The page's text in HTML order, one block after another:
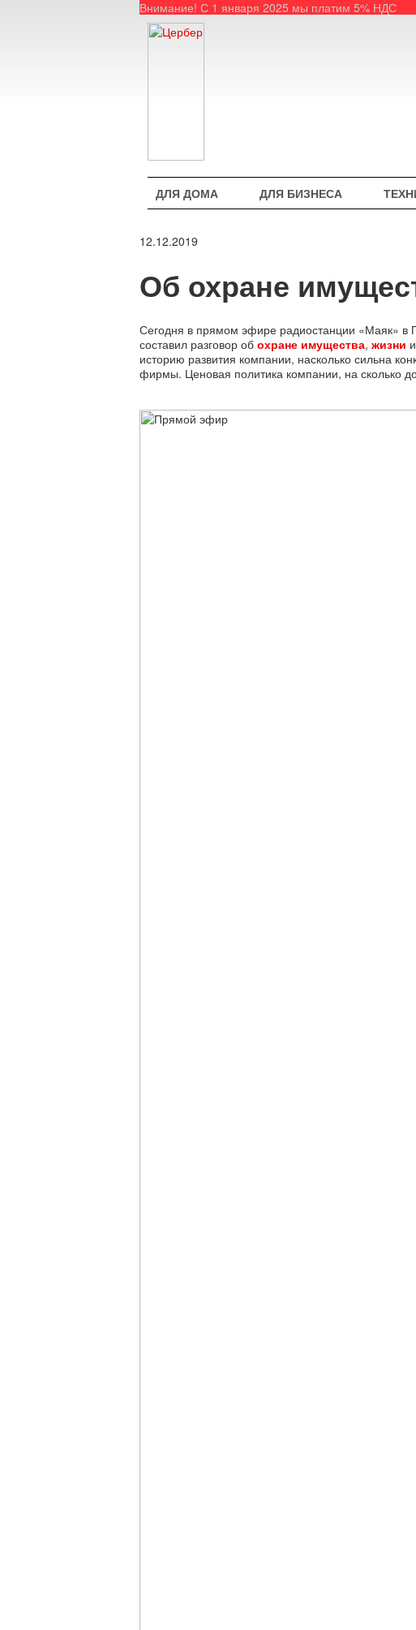
Внимание! С 1 января 2025 мы платим 5% НДС
ДЛЯ ДОМА ДЛЯ БИЗНЕСА
12.12.2019
Об охране
Сегодня в прямом эфире радиостанции «Маяк»
составил разговор об охране имущества, жизни и
историю развития компании, насколько сильна
фирмы. Ценовая политика компании, на сколько